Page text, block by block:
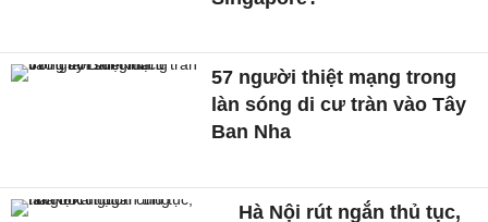
57 người thiệt mạng trong
làn sóng di cư tràn vào Tây
Ban Nha
Hà Nội rút ngắn thủ tục,